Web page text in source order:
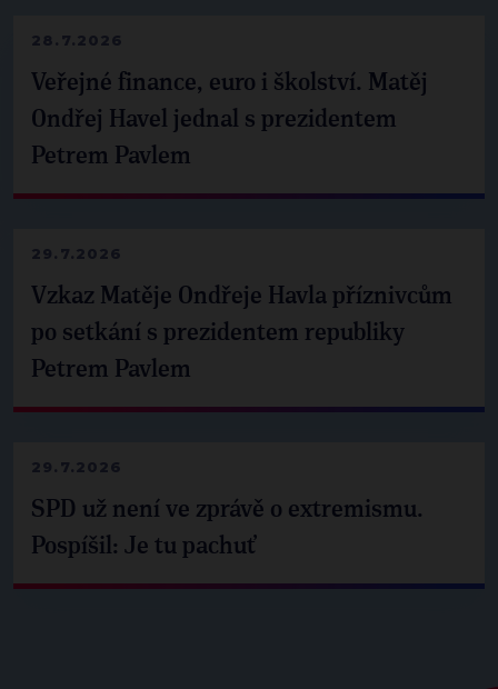
28.7.2026
Veřejné finance, euro i školství. Matěj
Ondřej Havel jednal s prezidentem
Petrem Pavlem
29.7.2026
Vzkaz Matěje Ondřeje Havla příznivcům
po setkání s prezidentem republiky
Petrem Pavlem
29.7.2026
SPD už není ve zprávě o extremismu.
Pospíšil: Je tu pachuť